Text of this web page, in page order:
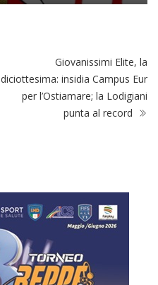
Giovanissimi Elite, la
diciottesima: insidia Campus Eur
per l’Ostiamare; la Lodigiani
punta al record